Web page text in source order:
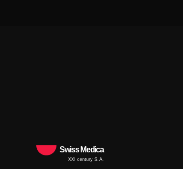
Swiss Medica
XXI century S.A.